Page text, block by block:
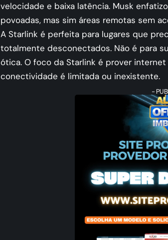
velocidade e baixa latência. Musk
povoadas, mas sim áreas remotas sem
A Starlink é perfeita para lugares que
totalmente desconectados. Não é para
ótica. O foco da Starlink é prover
conectividade é limitada ou inexistente.
-